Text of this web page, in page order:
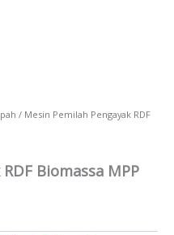
/ Mesin Pemilah Pengayak RDF
Biomassa MPP